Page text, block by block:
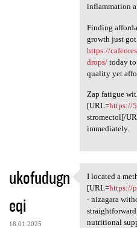
inflammation
Finding
growth just got
https://
drops/today to
quality yet
Zap fatigue
[URL=https://
stromectol[/
immediately.
ukofudugn
eqi
18.01.2025
I located a
I located a
[URL=https://
- nizagara
nutritional